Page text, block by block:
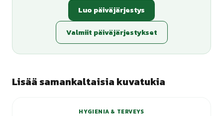
Luo päiväjärjestys
Valmiit päiväjärjestykset
Lisää samankaltaisia kuvatukia
+2
HYGIENIA & TERVEYS